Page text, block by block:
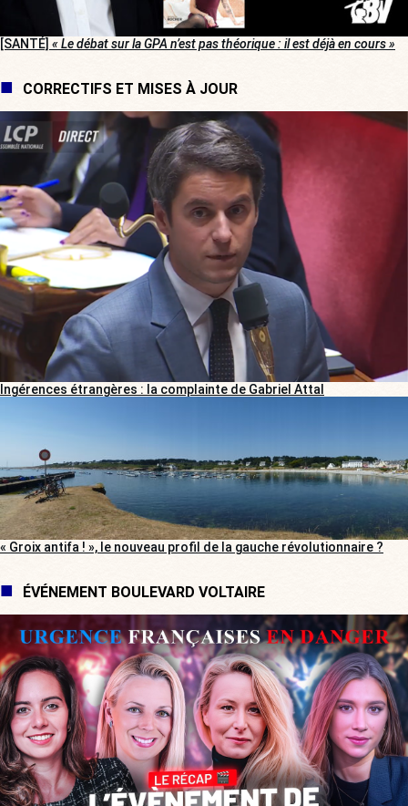
[SANTÉ] « Le débat sur la GPA n’est pas théorique : il est déjà en cours »
CORRECTIFS ET MISES À JOUR
Ingérences étrangères : la complainte de Gabriel Attal
« Groix antifa ! », le nouveau profil de la gauche révolutionnaire ?
ÉVÉNEMENT BOULEVARD VOLTAIRE